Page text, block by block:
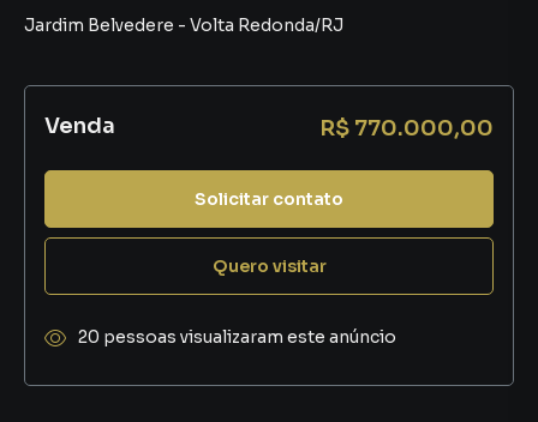
Jardim Belvedere - Volta Redonda/RJ
Venda R$ 770.000,00
Solicitar contato
Quero visitar
20 pessoas visualizaram este anúncio